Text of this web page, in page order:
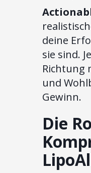
deine
sie sind.
Richtung
und
Gewinn.
Die